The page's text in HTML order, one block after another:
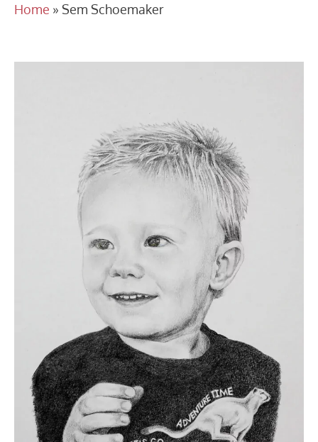
Home » Sem Schoemaker